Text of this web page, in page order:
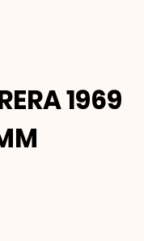
1969